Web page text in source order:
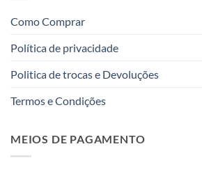
Como Comprar
Política de privacidade
Politica de trocas e Devoluções
Termos e Condições
MEIOS DE PAGAMENTO